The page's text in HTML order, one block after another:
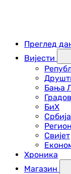
Преглед
Вијести
Бања
БиХ
Србија
Регион
Свијет
Хроника
Магазин